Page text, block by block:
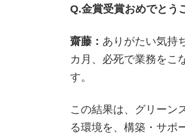
Q.金賞受賞おめでとう
齋藤： ありがたい気持
カ月、必死で業務をこ
す。
この結果は、グリーン
る環境を、構築・サポ